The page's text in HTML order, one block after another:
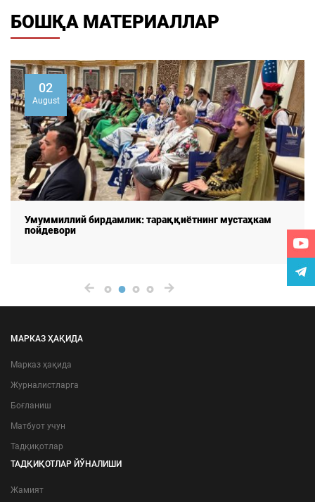
БОШҚА МАТЕРИАЛЛАР
02
August
Умуммиллий бирдамлик: тараққиётнинг мустаҳкам
пойдевори
МАРКАЗ ҲАҚИДА
Марказ ҳақида
Журналистларга
Боғланиш
Матбуот учун
Тадқиқотлар
ТАДҚИҚОТЛАР ЙЎНАЛИШИ
Жамият